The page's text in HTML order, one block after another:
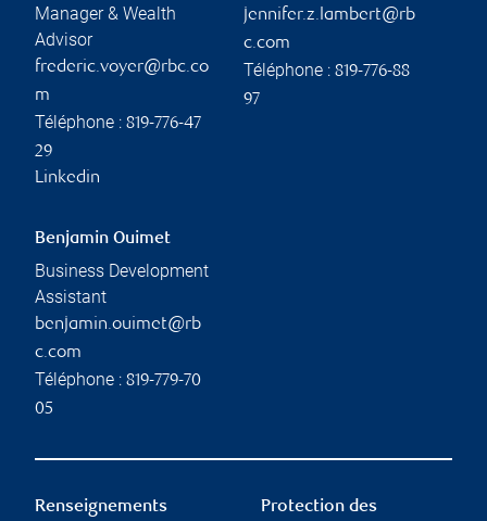
Manager & Wealth
Advisor
frederic.voyer@rbc.co
m
Téléphone : 819-776-47
29
Linkedin
jennifer.z.lambert@rb
c.com
Téléphone : 819-776-88
97
Benjamin Ouimet
Business Development
Assistant
benjamin.ouimet@rb
c.com
Téléphone : 819-779-70
05
Renseignements
Protection des